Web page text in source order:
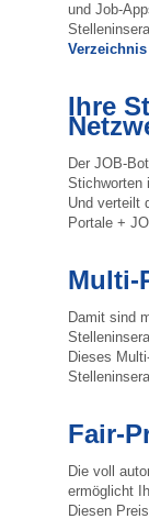
und Job-
Ihre
Der JOB-
Stichworten
Und verteilt
Portale +
Multi-
Damit sind
Dieses
Fair-
Die voll
ermöglicht
Diesen